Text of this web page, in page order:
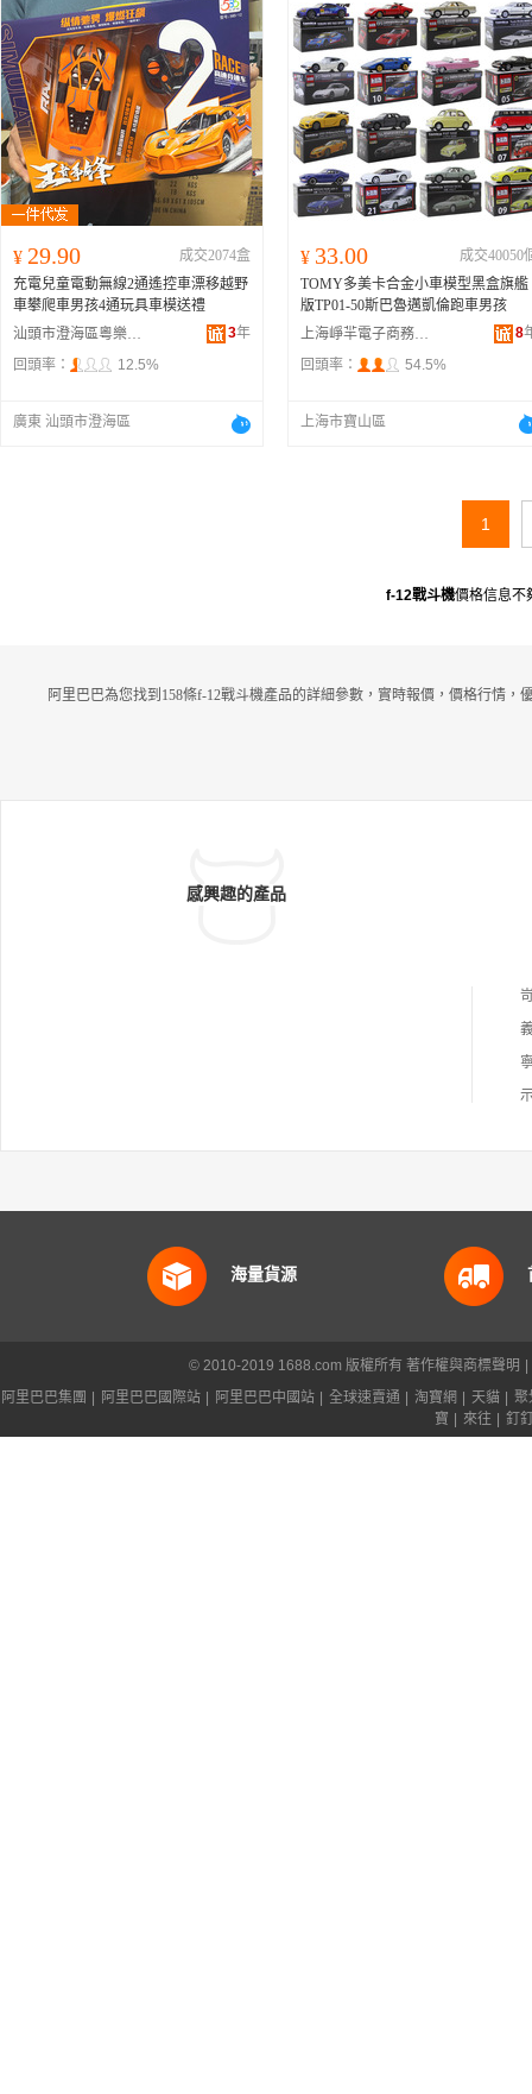
¥ 29.90
成交2074盒
充電兒童電動無線2通遙控車漂移越野
車攀爬車男孩4通玩具車模送禮
汕頭市澄海區粵樂星玩具商行
3年
回頭率：
12.5%
廣東 汕頭市澄海區
¥ 33.00
成交40050
TOMY多美卡合金小車模型黑盒旗艦
版TP01-50斯巴魯邁凱倫跑車男孩
上海崢羋電子商務有限公司
8
回頭率：
54.5%
上海市寶山區
1
f-12戰斗機價格信息不
阿里巴巴為您找到158條f-12戰斗機產品的詳細參數，實時報價，價格行情，
感興趣的產品
海量貨源
© 2010-2019 1688.com 版權所有 著作權與商標聲明
阿里巴巴集團
阿里巴巴國際站 阿里巴巴中國站 全球速賣通 淘寶網 天貓
聚
寶
來往 釘